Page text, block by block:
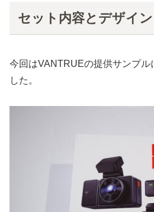
セット内容とデザイン
今回はVANTRUEの提供サンプル
した。